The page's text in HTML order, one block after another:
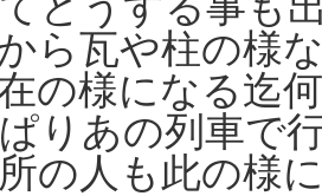
ら瓦や柱の様
の様になる迄
りあの列車で
の人も此の様